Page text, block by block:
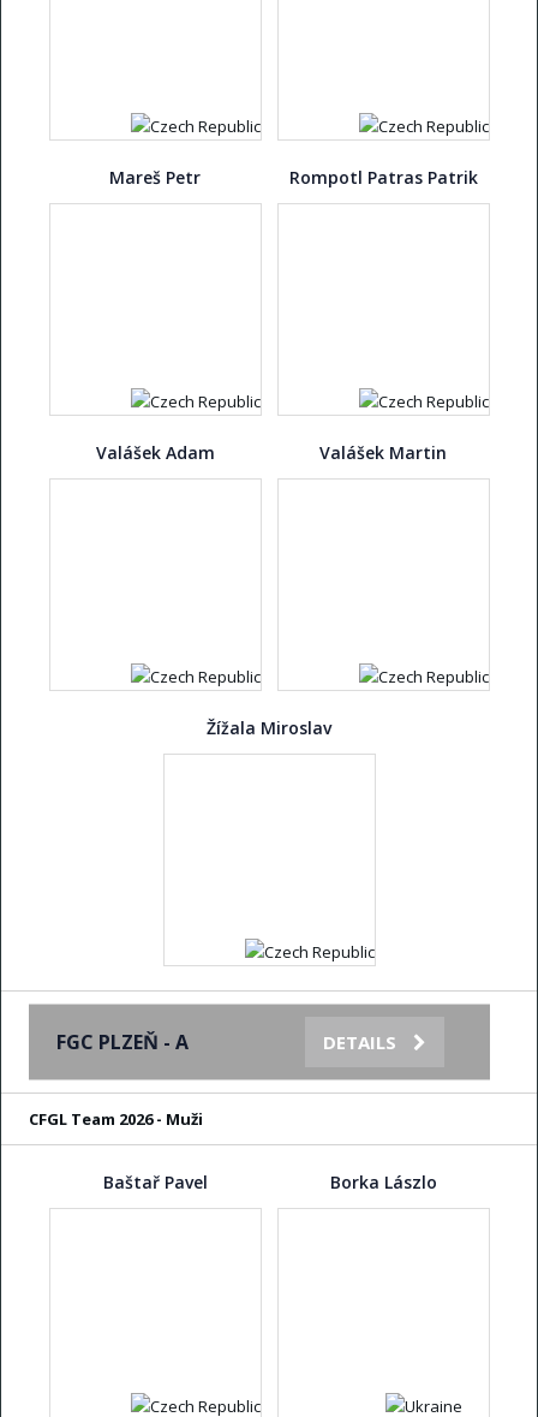
Mareš Petr Rompotl Patras Patrik
Valášek Adam Valášek Martin
Žížala Miroslav
FGC PLZEŇ - A DETAILS
CFGL Team 2026 - Muži
Baštař Pavel Borka Lászlo